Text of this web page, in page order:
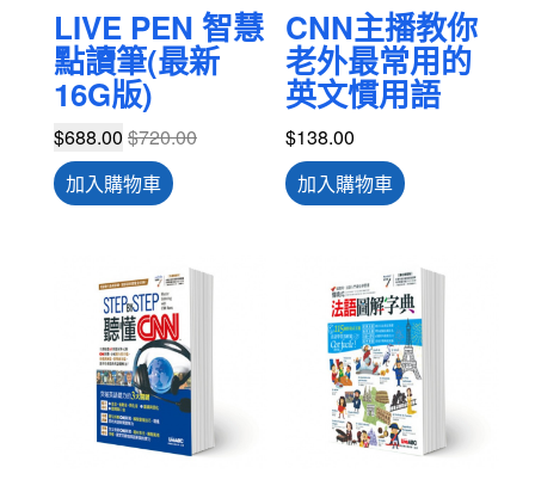
LIVE PEN 智慧
點讀筆(最新
16G版)
$688.00 $720.00
加入購物車
CNN主播教你
老外最常用的
英文慣用語
$138.00
加入購物車